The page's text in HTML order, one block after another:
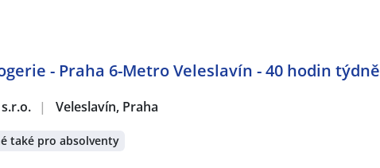
- Praha 6-Metro Veleslavín - 40 hodin týdně
| Veleslavín, Praha
také pro absolventy